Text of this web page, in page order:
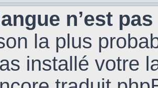
n’est
la plus
installé votre